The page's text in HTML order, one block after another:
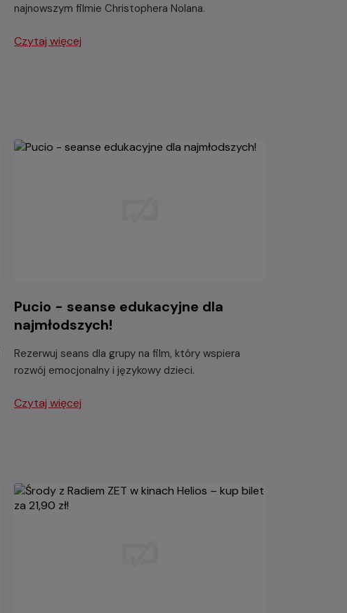
najnowszym filmie Christophera Nolana.
Czytaj więcej
Pucio - seanse edukacyjne dla
najmłodszych!
Rezerwuj seans dla grupy na film, który wspiera
rozwój emocjonalny i językowy dzieci.
Czytaj więcej